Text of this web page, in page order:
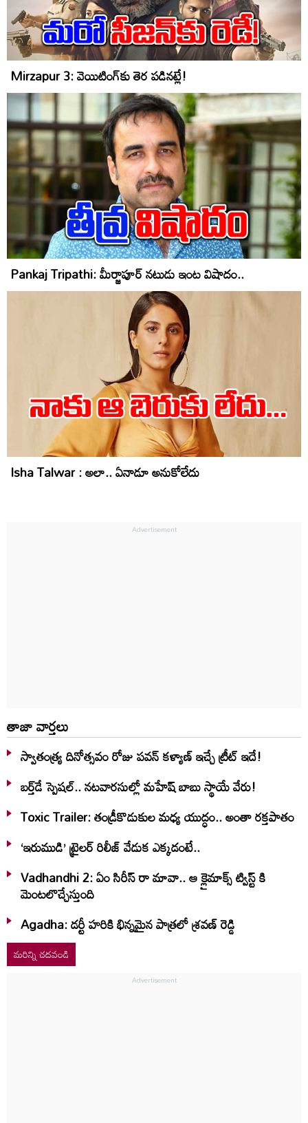
Mirzapur 3: వెయిటింగ్‌కు తెర పడినట్లే!
Pankaj Tripathi: మీర్జాపూర్‌ నటుడు ఇంట విషాదం..
Isha Talwar : అలా.. ఏనాడూ అనుకోలేదు
తాజా వార్తలు
స్వాతంత్య్ర దినోత్సవం రోజు పవన్ కళ్యాణ్ ఇచ్చే ట్రీట్ ఇదే!
బర్త్‌‌డే స్పెషల్.. నటవారసుల్లో మహేష్ బాబు స్థాయే వేరు!
Toxic Trailer: తండ్రీకొడుకుల మధ్య యుద్ధం.. అంతా రక్తపాతం
‘ఇరుముడి’ ట్రైలర్ రిలీజ్ వేడుక ఎక్కడంటే..
Vadhandhi 2: ఏం సిరీస్ రా మావా.. ఆ క్లైమాక్స్ ట్విస్ట్ కి
మెంటలొచ్చేస్తుంది
Agadha: డర్టీ హరికి భిన్నమైన పాత్రలో శ్రవణ్‌ రెడ్డి
మరిన్ని చదవండి